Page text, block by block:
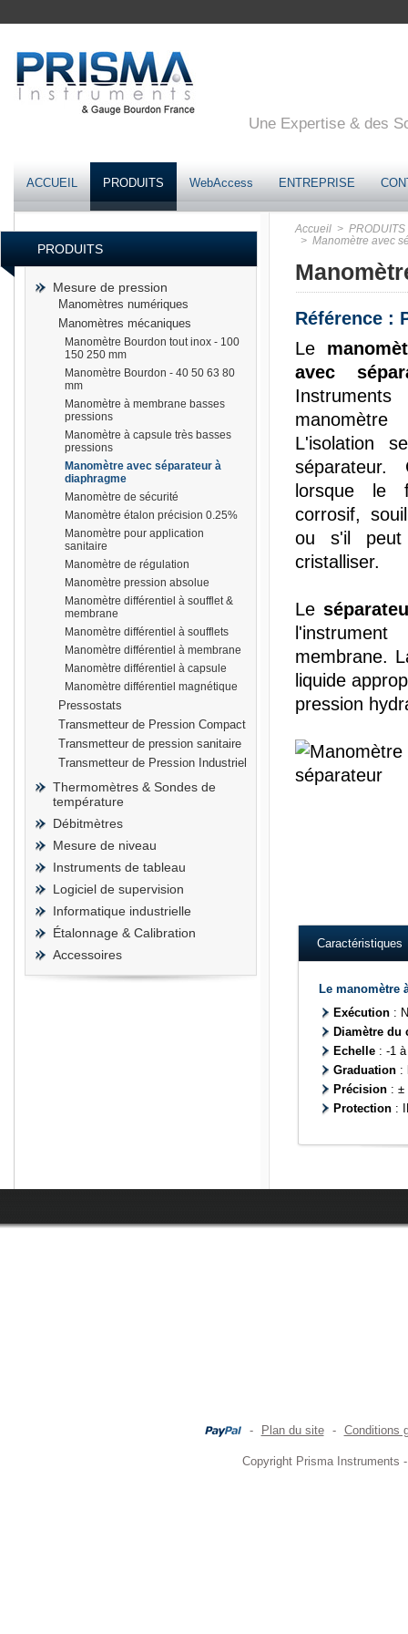
Une Expertise & des
ACCUEIL PRODUITS WebAccess ENTREPRISE
PRODUITS
Mesure de pression
Manomètres numériques
Manomètres mécaniques
Manomètre Bourdon tout inox - 100
150 250 mm
Manomètre Bourdon - 40 50 63 80
mm
Manomètre à membrane basses
pressions
Manomètre à capsule très basses
pressions
Manomètre avec séparateur à
diaphragme
Manomètre de sécurité
Manomètre étalon précision 0.25%
Manomètre pour application
sanitaire
Manomètre de régulation
Manomètre pression absolue
Manomètre différentiel à soufflet &
membrane
Manomètre différentiel à soufflets
Manomètre différentiel à membrane
Manomètre différentiel à capsule
Manomètre différentiel magnétique
Pressostats
Transmetteur de Pression Compact
Transmetteur de pression sanitaire
Transmetteur de Pression Industriel
Thermomètres & Sondes de
température
Débitmètres
Mesure de niveau
Instruments de tableau
Logiciel de supervision
Informatique industrielle
Étalonnage & Calibration
Accessoires
Accueil > PRODUITS
> Manomètre avec
Référence :
Le
avec
L'isolation
séparateur.
lorsque le
corrosif,
ou s'il peut
cristalliser.
Le
membrane.
liquide
pression
Caractéristiques
Le manomètre
Exécution :
Diamètre du
Echelle : -1
Graduation :
Précision : ±
Protection :
- Plan du site - Conditions
Copyright Prisma Instruments